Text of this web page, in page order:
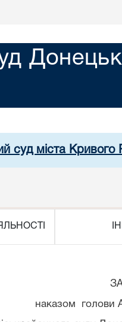
суд міста Кривого
наказом голови